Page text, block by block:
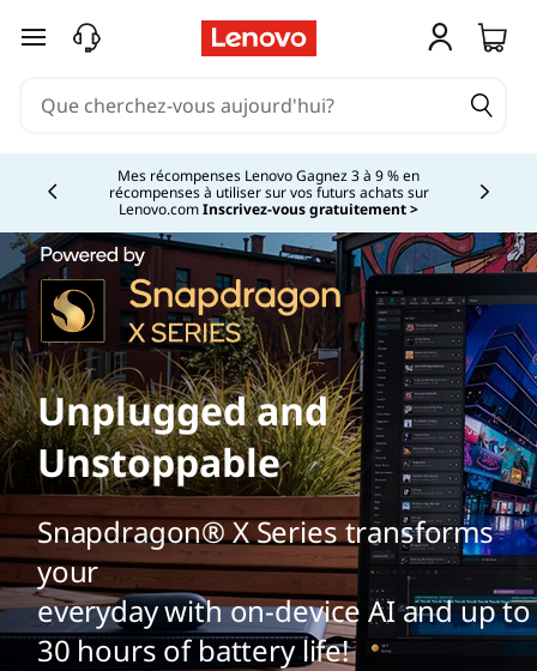
passer au contenu principal
Mes récompenses Lenovo Gagnez 3 à 9 % en
récompenses à utiliser sur vos futurs achats sur
Lenovo.comInscrivez-vous gratuitement >
Currently displaying item 2 of
Unplugged and
Unstoppable
Snapdragon® X Series transforms
your
everyday with on-device AI and up to
30 hours of battery life!